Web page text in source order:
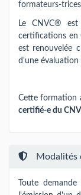
formateurs-
Le CNVC®
certifications en
est renouvelée
d'une évaluation
Cette formation
certifié-e du
Modalités
Toute